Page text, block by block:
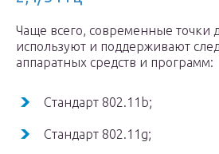
Чаще всего, современные точки
используют и поддерживают
аппаратных средств и программ:
Стандарт 802.11b;
Стандарт 802.11g;